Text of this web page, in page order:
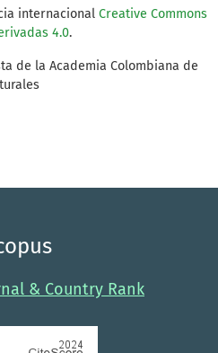
internacional Creative Commons
4.0.
de la Academia Colombiana de